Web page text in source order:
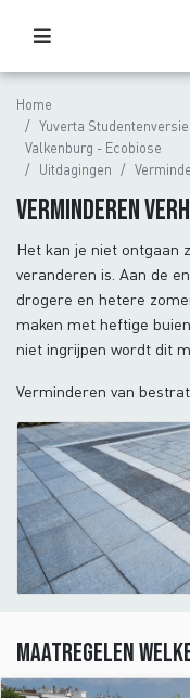
Home
Yuverta
Valkenburg - Ecobiose
Uitdagingen
Verminderen
Het kan je niet ontgaan
veranderen is. Aan de
drogere en hetere
maken met heftige
niet ingrijpen wordt dit
Verminderen van
Maatregelen